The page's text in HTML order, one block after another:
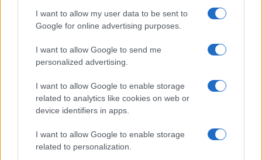
I want to allow my user data to be sent to
Google for online advertising purposes.
I want to allow Google to send me
personalized advertising.
I want to allow Google to enable storage
related to analytics like cookies on web or
device identifiers in apps.
I want to allow Google to enable storage
related to personalization.
ΣΑΝ ΣΗΜΕΡΑ – 7 Αυγούστου 626: Η
Κωνσταντινούπολη σώζεται από
Αβάρους και Πέρσες